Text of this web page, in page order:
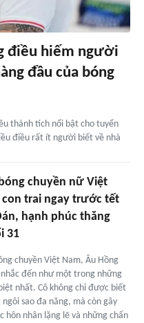
điều hiếm người
đầu của bóng
thành tích nổi bật cho tuyển
điều rất ít người biết về nhà
chuyền nữ Việt
con trai ngay trước tết
hạnh phúc thăng
31
chuyền Việt Nam, Âu Hồng
đến như một trong những
nhất. Cô không chỉ được biết
sao đa năng, mà còn gây
hôn nhân lặng lẽ và những chấn